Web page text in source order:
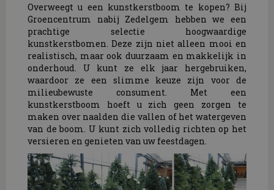
Overweegt u een kunstkerstboom te kopen? Bij
Groencentrum nabij Zedelgem hebben we een
prachtige selectie hoogwaardige
kunstkerstbomen. Deze zijn niet alleen mooi en
realistisch, maar ook duurzaam en makkelijk in
onderhoud. U kunt ze elk jaar hergebruiken,
waardoor ze een slimme keuze zijn voor de
milieubewuste consument. Met een
kunstkerstboom hoeft u zich geen zorgen te
maken over naalden die vallen of het watergeven
van de boom. U kunt zich volledig richten op het
versieren en genieten van uw feestdagen.